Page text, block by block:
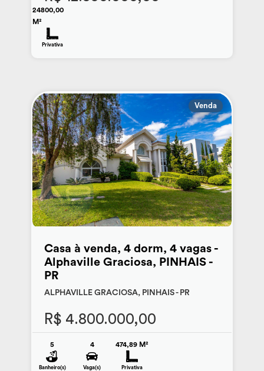
24800,00
M²
Privativa
Venda
Casa à venda, 4 dorm, 4 vagas -
Alphaville Graciosa, PINHAIS -
PR
ALPHAVILLE GRACIOSA, PINHAIS - PR
R$ 4.800.000,00
5
Banheiro(s)
4
Vaga(s)
474,89 M²
Privativa